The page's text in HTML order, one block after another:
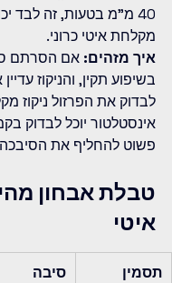
40 מ"מ בטעות, זה לבד
מקלחת איטי כרוני.
איך מזהים: אם הסרתם
בשיפוע תקין, והניקוז
לבדוק את הפרזול ניקוז
אינסטלטור יוכל לבדוק
פשוט להחליף את
טבלת אבחון
איטי
תסמין
סיבה